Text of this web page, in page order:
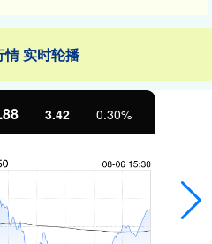
情 实时轮播
3.42 0.30%